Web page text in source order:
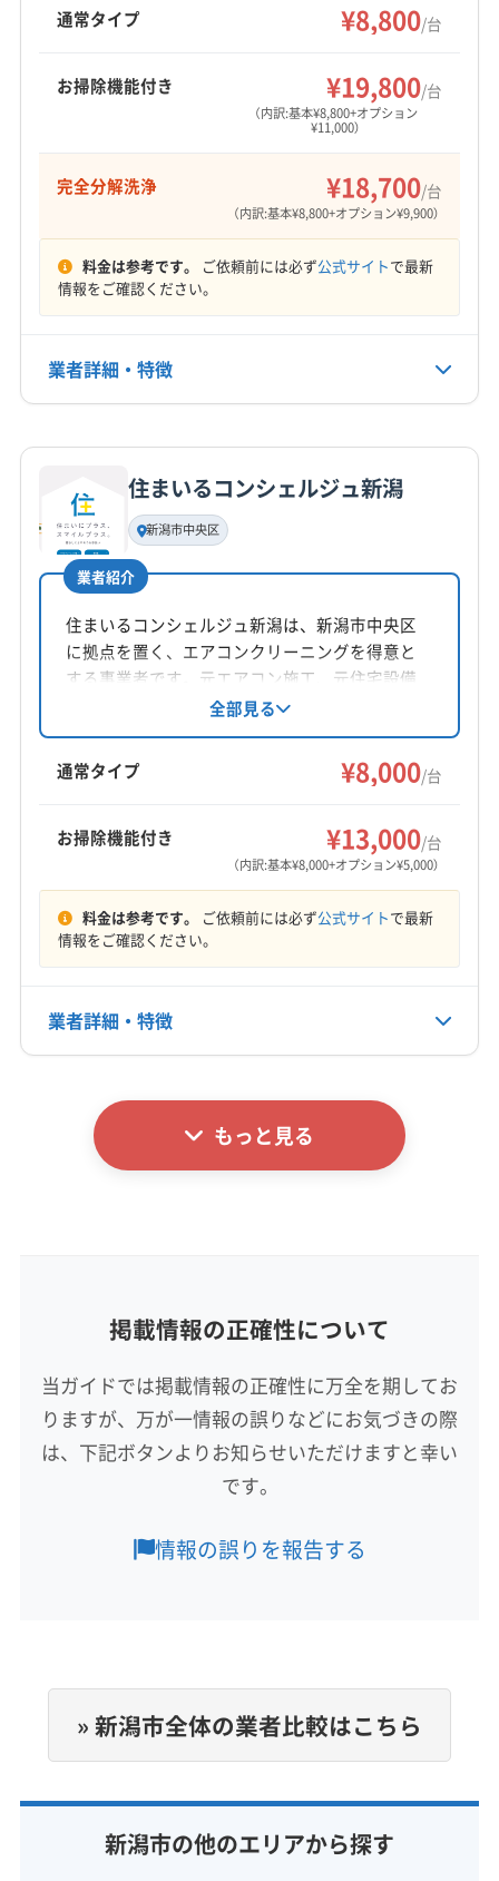
新発田市
北蒲原郡聖籠町
定休日
電話番号
080-3148-0814
公式サイトを見る
で、TACAの講習を修了したスタッフが在籍して
います。
通常タイプ ¥8,800/台
お掃除機能付き ¥19,800/台
（内訳:基本¥8,800+オプション
¥11,000）
完全分解洗浄 ¥18,700/台
（内訳:基本¥8,800+オプション¥9,900）
料金は参考です。 ご依頼前には必ず公式サイトで最新
情報をご確認ください。
業者詳細・特徴
基本情報
代表者名
山﨑考一
所在地
新潟県新潟市江南区
対応地域
新潟市江南区 新潟市秋葉区
新潟市西区
新潟市中央区 新潟市東区
新潟市北区
阿賀野市
燕市 三条市
新発田市
8:00〜20:00
定休日
電話番号
公式サイトを見る
住まいるコンシェルジュ新潟
新潟市中央区
業者紹介
住まいるコンシェルジュ新潟は、新潟市中央区
に拠点を置く、エアコンクリーニングを得意と
する事業者です。元エアコン施工、元住宅設備
メーカーのメンテナンス経験を活かし、丁寧な
作業を提供。9時から17時まで営業、不定休で
す。新発田市など新潟県内の幅広いエリアに対
応します。
全部見る
通常タイプ ¥8,000/台
お掃除機能付き ¥13,000/台
（内訳:基本¥8,000+オプション¥5,000）
料金は参考です。 ご依頼前には必ず公式サイトで最新
情報をご確認ください。
業者詳細・特徴
基本情報
代表者名
新潟市西区
新潟市中央区 新潟市東区
新潟市北区
阿賀野市
新発田市
北蒲原郡聖籠町
もっと見る
9:00〜17:00
070-8984-3902
もっと見る
掲載情報の正確性について
当ガイドでは掲載情報の正確性に万全を期してお
りますが、万が一情報の誤りなどにお気づきの際
は、下記ボタンよりお知らせいただけますと幸い
です。
情報の誤りを報告する
» 新潟市全体の業者比較はこちら
新潟市の他のエリアから探す